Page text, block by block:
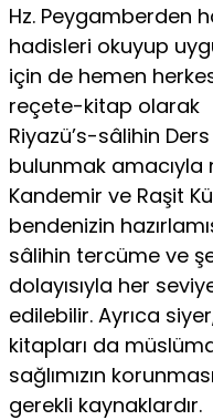
Hz. Peygamberden
hadisleri oku­yup
için de hemen
reçete-kitap olarak
Riyazü’s-sâlihin
bulunmak amacıyla
Kandemir ve Raşit
bendenizin
sâlihin tercüme ve
dolayısıyla her
edilebilir. Ayrıca
kitapları da
sağlımızın
gerekli kaynaklardır.